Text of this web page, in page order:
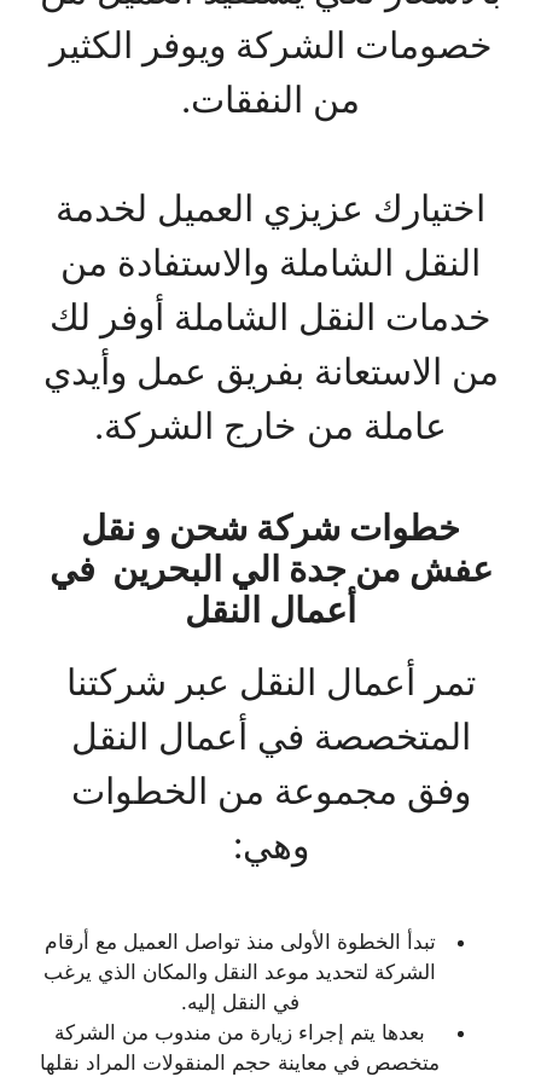
خصومات الشركة ويوفر الكثير
من النفقات.
اختيارك عزيزي العميل لخدمة
النقل الشاملة والاستفادة من
خدمات النقل الشاملة أوفر لك
من الاستعانة بفريق عمل وأيدي
عاملة من خارج الشركة.
خطوات شركة شحن و نقل
عفش من جدة الي البحرين في
أعمال النقل
تمر أعمال النقل عبر شركتنا
المتخصصة في أعمال النقل
وفق مجموعة من الخطوات
وهي:
تبدأ الخطوة الأولى منذ تواصل العميل مع أرقام
الشركة لتحديد موعد النقل والمكان الذي يرغب
في النقل إليه.
بعدها يتم إجراء زيارة من مندوب من الشركة
متخصص في معاينة حجم المنقولات المراد نقلها